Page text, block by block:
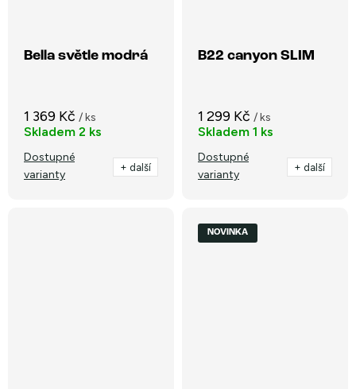
Bella světle modrá
1 369 Kč / ks
Skladem 2 ks
Dostupné
varianty
+ další
B22 canyon SLIM
1 299 Kč / ks
Skladem 1 ks
Dostupné
varianty
+ další
NOVINKA